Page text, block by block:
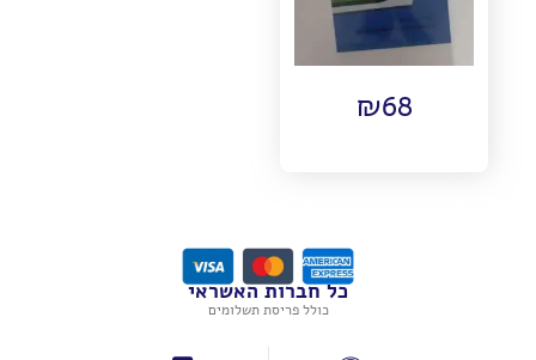
₪68
כל חברות האשראי
כולל פריסת תשלומים